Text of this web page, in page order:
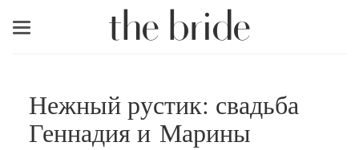
Меню
Нежный рустик: свадьба
Геннадия и Марины